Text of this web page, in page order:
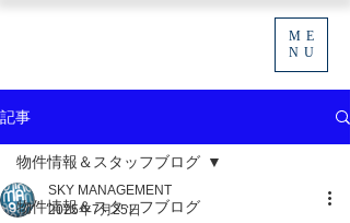
ME
NU
記事
物件情報＆スタッフブログ
物件情報＆スタッフブログ
SKY MANAGEMENT
2025年7月25日